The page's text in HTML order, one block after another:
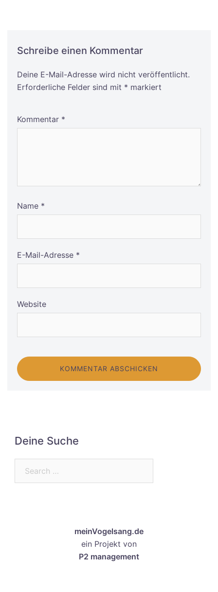
Schreibe einen Kommentar
Deine E-Mail-Adresse wird nicht veröffentlicht.
Erforderliche Felder sind mit * markiert
Kommentar *
Name *
E-Mail-Adresse *
Website
Alternative:
Deine Suche
meinVogelsang.de
ein Projekt von
P2 management